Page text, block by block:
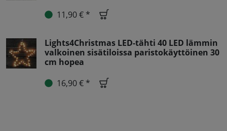
11,90 € *
Lights4Christmas LED-tähti 40 LED lämmin
valkoinen sisätiloissa paristokäyttöinen 30
cm hopea
16,90 € *